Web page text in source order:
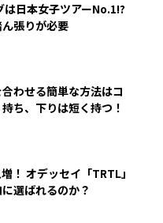
は日本女子ツアーNo.1!?
張りが必要
わせる簡単な方法はコ
ち、下りは短く持つ！
！ オデッセイ「TRTL」
選ばれるのか？